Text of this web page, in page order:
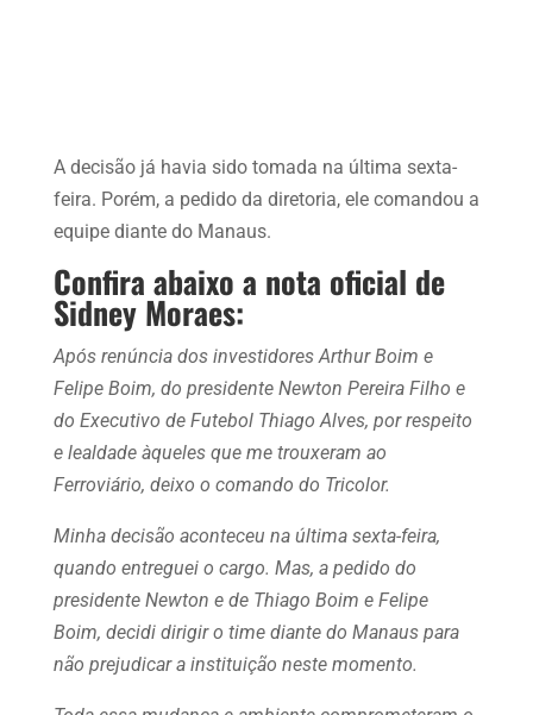
A decisão já havia sido tomada na última sexta-
feira. Porém, a pedido da diretoria, ele comandou a
equipe diante do Manaus.
Confira abaixo a nota oficial de
Sidney Moraes:
Após renúncia dos investidores Arthur Boim e
Felipe Boim, do presidente Newton Pereira Filho e
do Executivo de Futebol Thiago Alves, por respeito
e lealdade àqueles que me trouxeram ao
Ferroviário, deixo o comando do Tricolor.
Minha decisão aconteceu na última sexta-feira,
quando entreguei o cargo. Mas, a pedido do
presidente Newton e de Thiago Boim e Felipe
Boim, decidi dirigir o time diante do Manaus para
não prejudicar a instituição neste momento.